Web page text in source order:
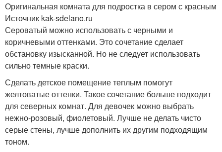
Оригинальная комната для подростка в сером с красным
Источник kak-sdelano.ru
Сероватый можно использовать с черными и
коричневыми оттенками. Это сочетание сделает
обстановку изысканной. Но не следует использовать
сильно темные краски.
Сделать детское помещение теплым помогут
желтоватые оттенки. Такое сочетание больше подходит
для северных комнат. Для девочек можно выбрать
нежно-розовый, фиолетовый. Лучше не делать чисто
серые стены, лучше дополнить их другим подходящим
тоном.